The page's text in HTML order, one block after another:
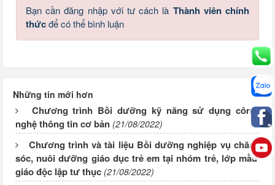
Bạn cần đăng nhập với tư cách là Thành viên chính
thứcđể có thể bình luận
Những tin mới hơn
Chương trình Bồi dưỡng kỹ năng sử dụng công
nghệ thông tin cơ bản (21/08/2022)
Chương trình và tài liệu Bồi dưỡng nghiệp vụ chăm
sóc, nuôi dưỡng giáo dục trẻ em tại nhóm trẻ, lớp mẫu
giáo độc lập tư thục (21/08/2022)